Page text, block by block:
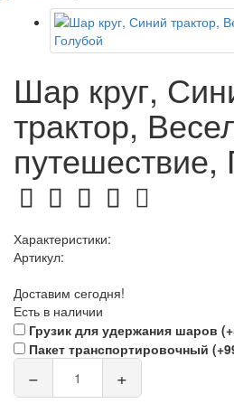
Шар круг,
трактор,
путешествие,
Характеристики:
Артикул:
Доставим сегодня!
Есть в наличии
Грузик для удержания шаров
Пакет транспортировочный
− +